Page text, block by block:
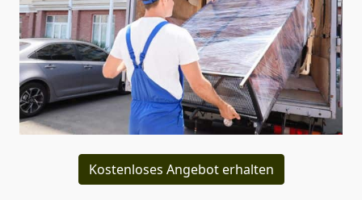
Kostenloses Angebot erhalten